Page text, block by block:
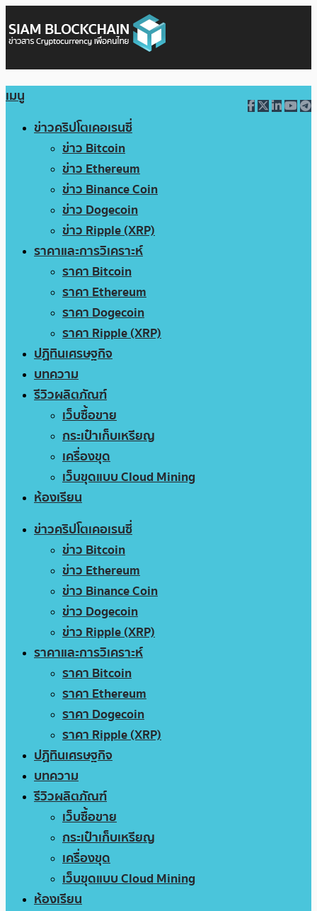
เมนู
ข่าวคริปโตเคอเรนซี่
ข่าว Bitcoin
ข่าว Ethereum
ข่าว Binance Coin
ข่าว Dogecoin
ข่าว Ripple (XRP)
ราคาและการวิเคราะห์
ราคา Bitcoin
ราคา Ethereum
ราคา Dogecoin
ราคา Ripple (XRP)
ปฏิทินเศรษฐกิจ
บทความ
รีวิวผลิตภัณฑ์
เว็บซื้อขาย
กระเป๋าเก็บเหรียญ
เครื่องขุด
เว็บขุดแบบ Cloud Mining
ห้องเรียน
ข่าวคริปโตเคอเรนซี่
ข่าว Bitcoin
ข่าว Ethereum
ข่าว Binance Coin
ข่าว Dogecoin
ข่าว Ripple (XRP)
ราคาและการวิเคราะห์
ราคา Bitcoin
ราคา Ethereum
ราคา Dogecoin
ราคา Ripple (XRP)
ปฏิทินเศรษฐกิจ
บทความ
รีวิวผลิตภัณฑ์
เว็บซื้อขาย
กระเป๋าเก็บเหรียญ
เครื่องขุด
เว็บขุดแบบ Cloud Mining
ห้องเรียน